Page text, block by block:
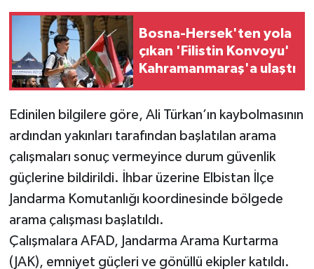
Bosna-Hersek'ten yola
çıkan 'Filistin Konvoyu'
Kahramanmaraş'a ulaştı
Edinilen bilgilere göre, Ali Türkan’ın kaybolmasının
ardından yakınları tarafından başlatılan arama
çalışmaları sonuç vermeyince durum güvenlik
güçlerine bildirildi. İhbar üzerine Elbistan İlçe
Jandarma Komutanlığı koordinesinde bölgede
arama çalışması başlatıldı.
Çalışmalara AFAD, Jandarma Arama Kurtarma
(JAK), emniyet güçleri ve gönüllü ekipler katıldı.